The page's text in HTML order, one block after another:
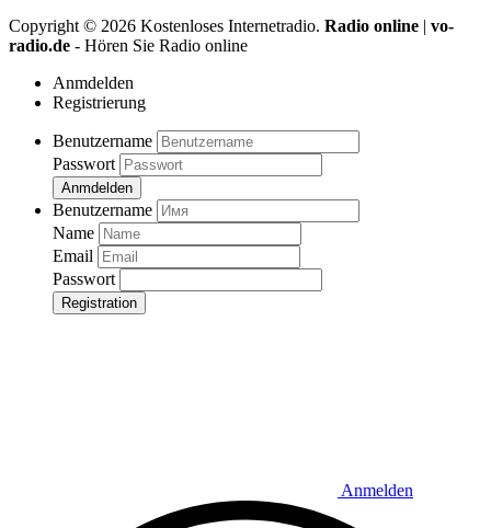
Copyright © 2026 Kostenloses Internetradio. Radio online | vo-
radio.de - Hören Sie Radio online
Anmdelden
Registrierung
Benutzername
Passwort
Anmdelden
Benutzername
Name
Email
Passwort
Registration
Anmelden